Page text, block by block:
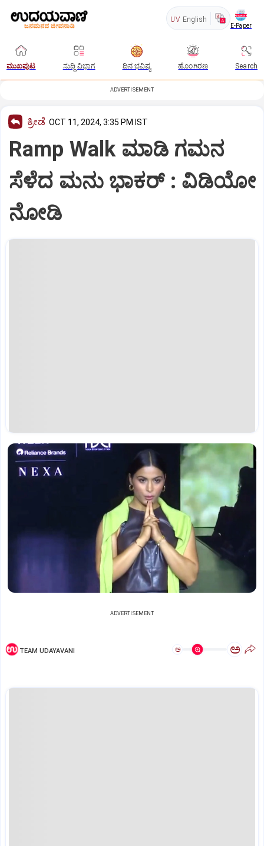
UV English
E-Paper
ಮುಖಪುಟ ಸುದ್ದಿ ವಿಭಾಗ ದಿನ ಭವಿಷ್ಯ ಹೊಂಗಿರಣ Search
ADVERTISEMENT
ಕ್ರೀಡೆ OCT 11, 2024, 3:35 PM IST
Ramp Walk ಮಾಡಿ ಗಮನ
ಸೆಳೆದ ಮನು ಭಾಕರ್ : ವಿಡಿಯೋ
ನೋಡಿ
ADVERTISEMENT
TEAM UDAYAVANI ಅ ಅ